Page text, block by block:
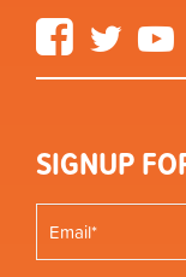
FacebookTwitter
SIGNUP